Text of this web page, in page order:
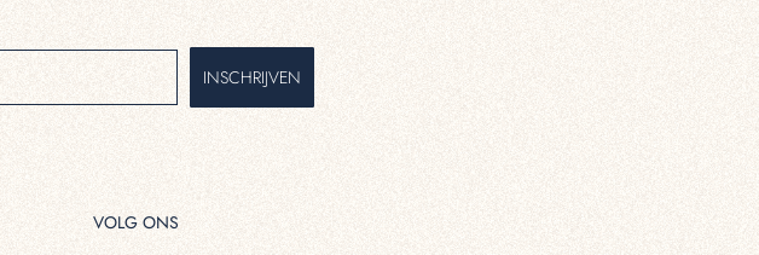
INSCHRIJVEN
VOLG ONS